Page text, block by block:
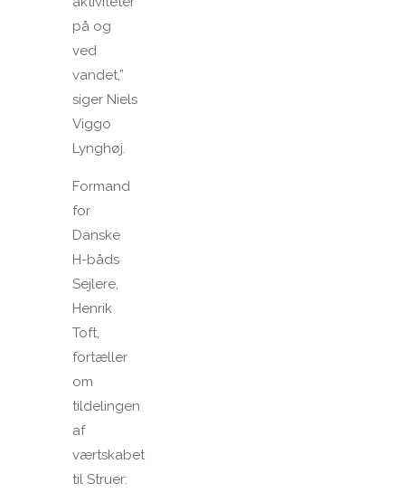
på og
ved
vandet,”
siger Niels
Viggo
Lynghøj.
Formand
for
Danske
H-båds
Sejlere,
Henrik
Toft,
fortæller
om
tildelingen
af
værtskabet
til Struer: